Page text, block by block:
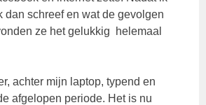
dan schreef en wat de gevolgen
ze het gelukkig helemaal
achter mijn laptop, typend en
afgelopen periode. Het is nu